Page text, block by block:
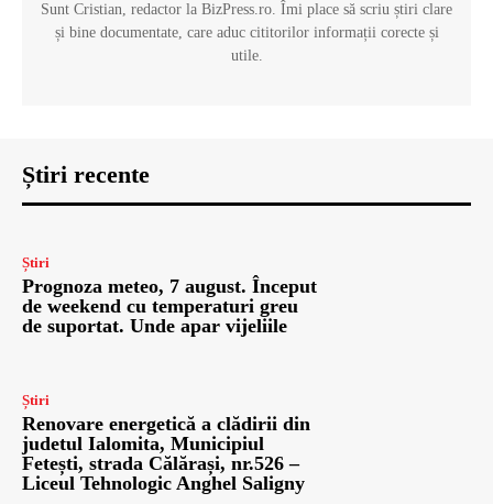
Sunt Cristian, redactor la BizPress.ro. Îmi place să scriu știri clare
și bine documentate, care aduc cititorilor informații corecte și
utile.
Știri recente
Știri
Prognoza meteo, 7 august. Început
de weekend cu temperaturi greu
de suportat. Unde apar vijeliile
Știri
Renovare energetică a clădirii din
judetul Ialomita, Municipiul
Fetești, strada Călărași, nr.526 –
Liceul Tehnologic Anghel Saligny